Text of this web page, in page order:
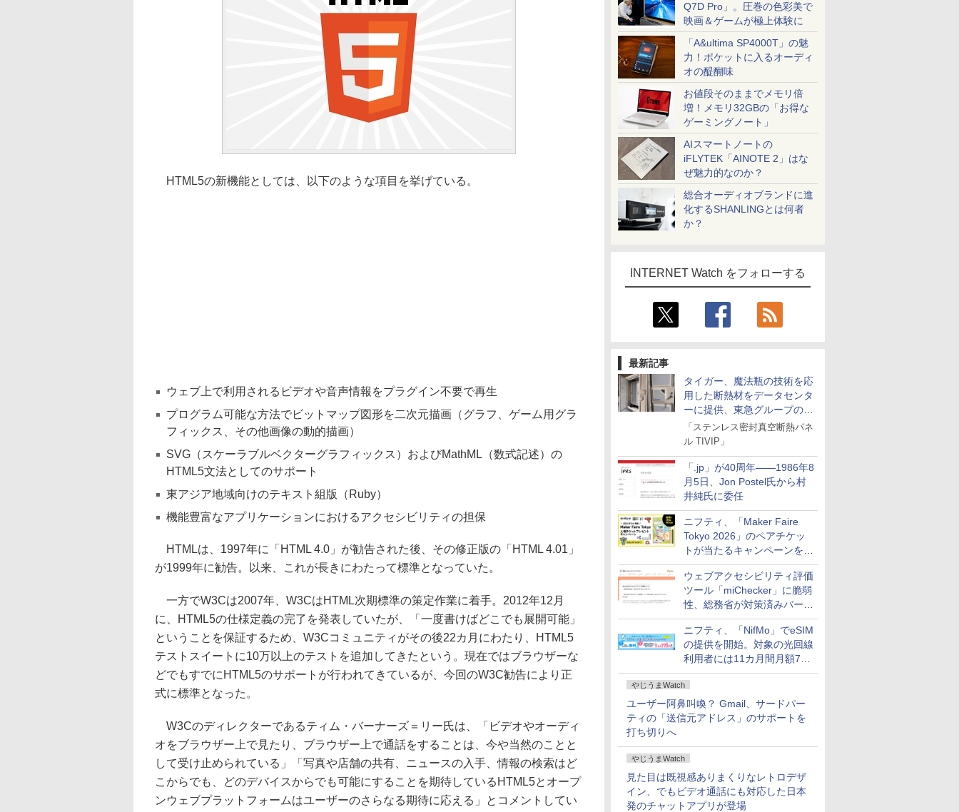
Q7D Pro」。圧巻の色彩美で
映画＆ゲームが極上体験に
「A&ultima SP4000T」の魅
力！ポケットに入るオーディ
オの醍醐味
お値段そのままでメモリ倍
増！メモリ32GBの「お得な
ゲーミングノート」
AIスマートノートの
iFLYTEK「AINOTE 2」はな
ぜ魅力的なのか？
総合オーディオブランドに進
化するSHANLINGとは何者
か？
INTERNET Watch をフォローする
最新記事
タイガー、魔法瓶の技術を応
用した断熱材をデータセンタ
ーに提供、東急グループの実
証実験で
「ステンレス密封真空断熱パネ
ル TIVIP」
「.jp」が40周年――1986年8
月5日、Jon Postel氏から村
井純氏に委任
ニフティ、「Maker Faire
Tokyo 2026」のペアチケッ
トが当たるキャンペーンをX
で実施。8月16日まで
ウェブアクセシビリティ評価
ツール「miChecker」に脆弱
性、総務省が対策済みバージ
ョンへの更新を呼び掛け
ニフティ、「NifMo」でeSIM
の提供を開始。対象の光回線
利用者には11カ月間月額770
円割引のキャンペーン
やじうまWatch
ユーザー阿鼻叫喚？ Gmail、サードパー
ティの「送信元アドレス」のサポートを
打ち切りへ
やじうまWatch
見た目は既視感ありまくりなレトロデザ
イン、でもビデオ通話にも対応した日本
発のチャットアプリが登場
HTML5の新機能としては、以下のような項目を挙げている。
ウェブ上で利用されるビデオや音声情報をプラグイン不要で再生
プログラム可能な方法でビットマップ図形を二次元描画（グラフ、ゲーム用グラ
フィックス、その他画像の動的描画）
SVG（スケーラブルベクターグラフィックス）およびMathML（数式記述）の
HTML5文法としてのサポート
東アジア地域向けのテキスト組版（Ruby）
機能豊富なアプリケーションにおけるアクセシビリティの担保
HTMLは、1997年に「HTML 4.0」が勧告された後、その修正版の「HTML 4.01」
が1999年に勧告。以来、これが長きにわたって標準となっていた。
一方でW3Cは2007年、W3CはHTML次期標準の策定作業に着手。2012年12月
に、HTML5の仕様定義の完了を発表していたが、「一度書けばどこでも展開可能」
ということを保証するため、W3Cコミュニティがその後22カ月にわたり、HTML5
テストスイートに10万以上のテストを追加してきたという。現在ではブラウザーな
どでもすでにHTML5のサポートが行われてきているが、今回のW3C勧告により正
式に標準となった。
W3Cのディレクターであるティム・バーナーズ＝リー氏は、「ビデオやオーディ
オをブラウザー上で見たり、ブラウザー上で通話をすることは、今や当然のことと
して受け止められている」「写真や店舗の共有、ニュースの入手、情報の検索はど
こからでも、どのデバイスからでも可能にすることを期待しているHTML5とオープ
ンウェブプラットフォームはユーザーのさらなる期待に応える」とコメントしてい